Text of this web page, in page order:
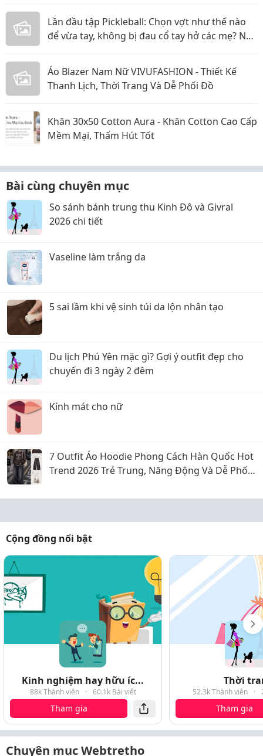
Lần đầu tập Pickleball: Chọn vợt như thế nào
để vừa tay, không bị đau cổ tay hở các mẹ? Nội
Áo Blazer Nam Nữ VIVUFASHION - Thiết Kế
Thanh Lịch, Thời Trang Và Dễ Phối Đồ
Khăn 30x50 Cotton Aura - Khăn Cotton Cao Cấp
Mềm Mại, Thấm Hút Tốt
Bài cùng chuyên mục
So sánh bánh trung thu Kinh Đô và Givral
2026 chi tiết
Vaseline làm trắng da
5 sai lầm khi vệ sinh túi da lộn nhân tạo
Du lịch Phú Yên mặc gì? Gợi ý outfit đẹp cho
chuyến đi 3 ngày 2 đêm
Kính mát cho nữ
7 Outfit Áo Hoodie Phong Cách Hàn Quốc Hot
Trend 2026 Trẻ Trung, Năng Động Và Dễ Phối
Cộng đồng nổi bật
Kinh nghiệm hay hữu íc...
88k Thành viên · 60.1k Bài viết
Tham gia
Thời
52.3k Thành viên ·
Tham gia
Chuyên mục Webtretho